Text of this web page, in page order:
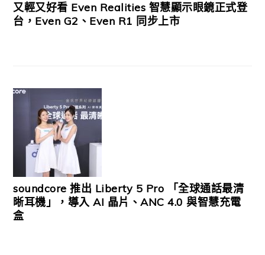
又輕又好看 Even Realities 智慧顯示眼鏡正式登
台，Even G2、Even R1 同步上市
soundcore 推出 Liberty 5 Pro 「全球通話最清
晰耳機」，導入 AI 晶片、ANC 4.0 與智慧充電
盒